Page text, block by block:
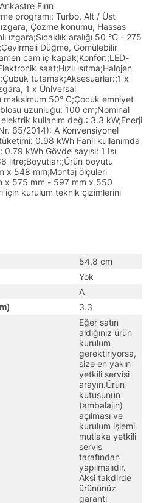
Fırın
programı: Turbo, Alt / Üst
ızgara, Çözme konumu, Hassas
ızgara;Sıcaklık aralığı 50 °C - 275
Düğme, Gömülebilir
cam iç kapak;Konfor:;LED-
saat;Hızlı ısıtma;Halojen
tutamak;Aksesuarlar:;1 x
1 x Üniversal
maksimum 50° C;Çocuk emniyet
uzunluğu: 100 cm;Nominal
kullanım değ.: 3.3 kW;Enerji
65/2014): A Konvensiyonel
0.98 kWh Fanlı kullanımda
kWh Gövde sayısı: 1 Isı
litre;Boyutlar:;Ürün boyutu
x 548 mm;Montaj ölçüleri
x 575 mm - 597 mm x 550
için kurulum teknik çizimlerini
54,8 cm
Yok
A
3.3
Eğer satın
aldığınız ürün
kurulum
gerektiriyorsa,
size en yakın
yetkili servisi
arayın.Ürün
kutusunun
(ambalajın)
açılması ve
kurulum işlemi
mutlaka yetkili
servis
tarafından
yapılmalıdır.
Aksi takdirde
ürününüz
garanti